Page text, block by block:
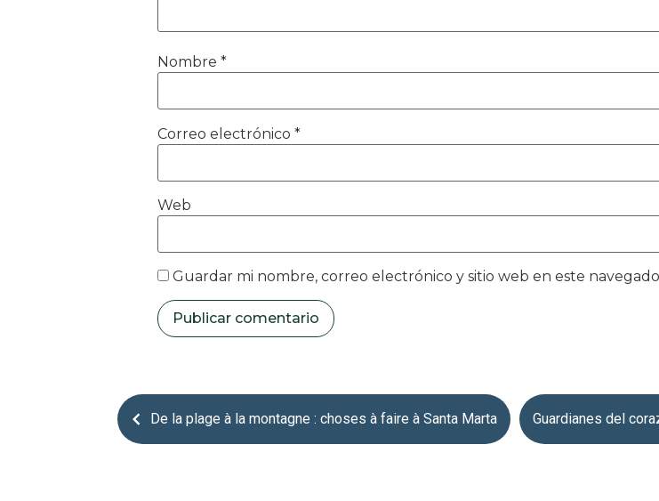
Nombre *
Correo electrónico *
Web
Guardar mi nombre, correo electrónico y sitio web en este
De la plage à la montagne : choses à faire à Santa Marta Guardianes del